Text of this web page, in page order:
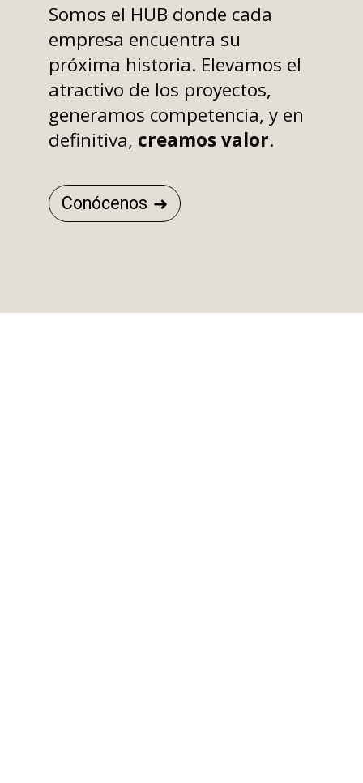
Somos el HUB donde cada
empresa encuentra su
próxima historia. Elevamos el
atractivo de los proyectos,
generamos competencia, y en
definitiva, creamos valor.
Conócenos